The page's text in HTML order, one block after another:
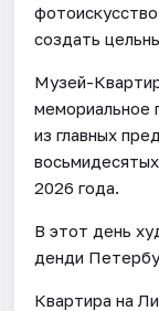
создать
Музей-
мемориальное
из главных
2026 года.
В этот день
денди
Квартира на